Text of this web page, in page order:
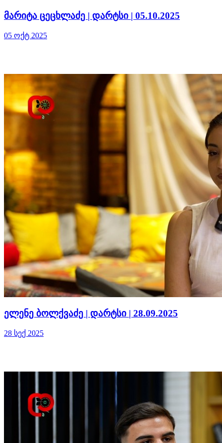
მარიტა ცეცხლაძე | დარტსი | 05.10.2025
05 ოქტ 2025
ელენე ბოლქვაძე | დარტსი | 28.09.2025
28 სექ 2025